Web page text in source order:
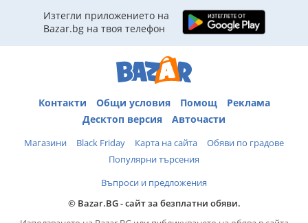
Изтегли приложението на
Bazar.bg на твоя телефон
Контакти Общи условия Помощ
Реклама
Десктоп версия
Авточасти
Магазини Black Friday Карта на сайта
Обяви по градове
Популярни търсения
Въпроси и предложения
© Bazar.BG - сайт за безплатни обяви.